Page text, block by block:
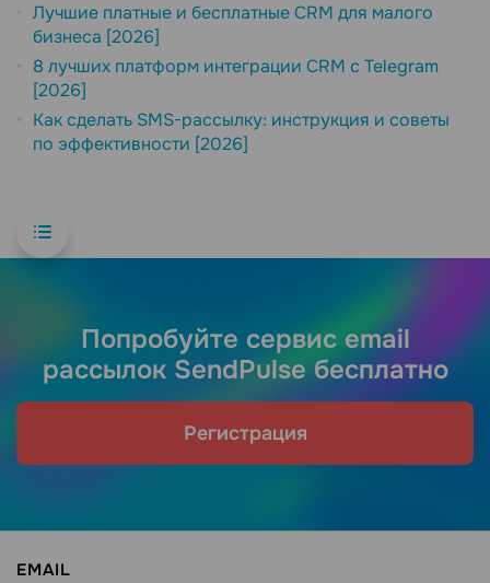
Лучшие платные и бесплатные CRM для малого
бизнеса [2026]
8 лучших платформ интеграции CRM с Telegram
[2026]
Как сделать SMS-рассылку: инструкция и советы
по эффективности [2026]
Попробуйте сервис email
рассылок SendPulse бесплатно
Регистрация
EMAIL